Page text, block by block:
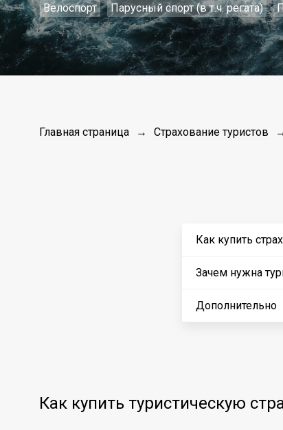
Велоспорт Парусный спорт (в т.ч. регата)
Главная страница Страхование туристов
Как купить
Зачем нужна
Дополнительно
Как купить туристическую